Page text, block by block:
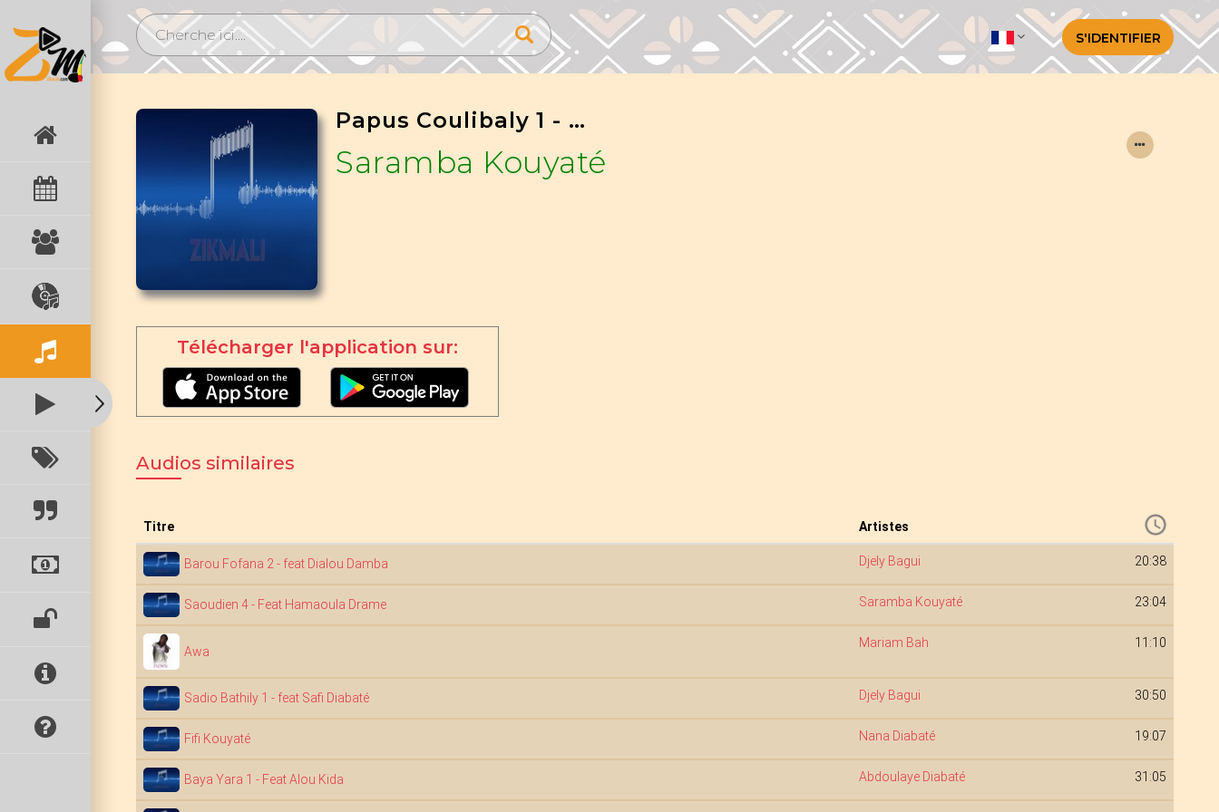
S'IDENTIFIER
Papus Coulibaly 1 - Feat Souleymane Kouyate
Saramba Kouyaté
Télécharger l'application sur:
Audios similaires
Titre Artistes
Barou Fofana 2 - feat Dialou Damba Djely Bagui 20:38
Saoudien 4 - Feat Hamaoula Drame Saramba Kouyaté 23:04
Awa
Mariam Bah 11:10
Sadio Bathily 1 - feat Safi Diabaté Djely Bagui 30:50
Fifi Kouyaté Nana Diabaté 19:07
Baya Yara 1 - Feat Alou Kida Abdoulaye Diabaté 31:05